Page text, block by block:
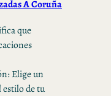
A Coruña
que
Elige un
estilo de tu